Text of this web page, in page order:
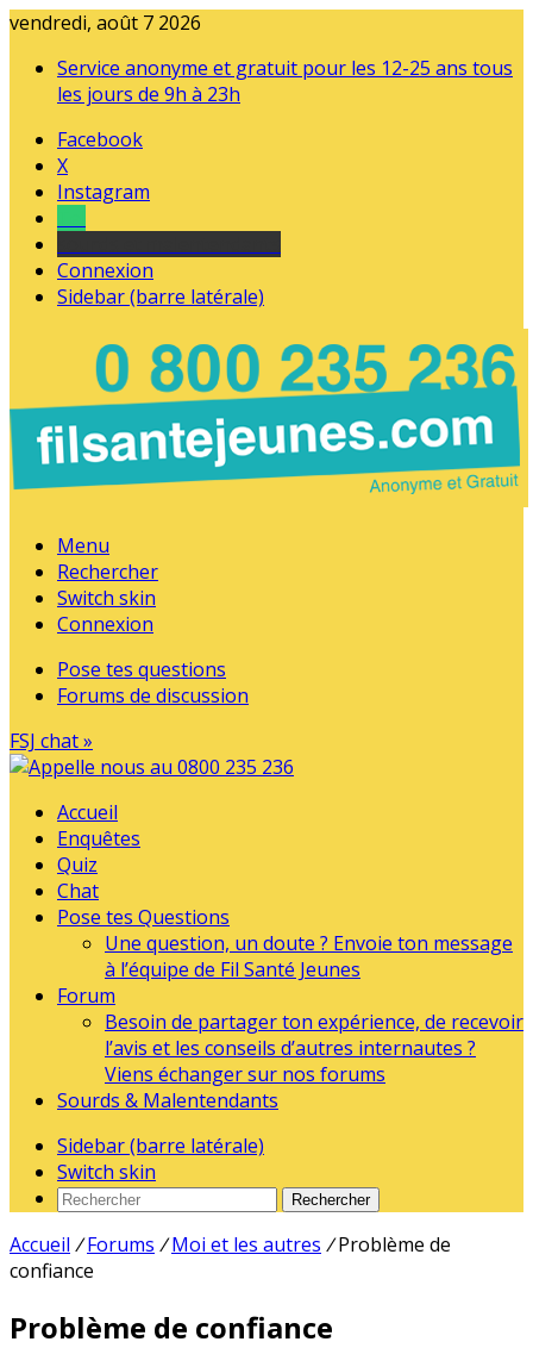
vendredi, août 7 2026
Service anonyme et gratuit pour les 12-25 ans tous
les jours de 9h à 23h
Facebook
X
Instagram
Connexion
Sidebar (barre latérale)
Menu
Rechercher
Switch skin
Connexion
Pose tes questions
Forums de discussion
FSJ chat »
Accueil
Enquêtes
Quiz
Chat
Pose tes Questions
Une question, un doute ? Envoie ton message
à l’équipe de Fil Santé Jeunes
Forum
Besoin de partager ton expérience, de recevoir
l’avis et les conseils d’autres internautes ?
Viens échanger sur nos forums
Sourds & Malentendants
Sidebar (barre latérale)
Switch skin
Rechercher
Accueil / Forums / Moi et les autres / Problème de
confiance
Problème de confiance